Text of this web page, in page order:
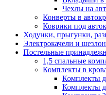
Чехлы на
Конверты в
Коврики под
Ходунки, прыгунки,
Электрокачели и
Постельные
1,5 спальные
Комплекты в
Комплекты
Комплекты